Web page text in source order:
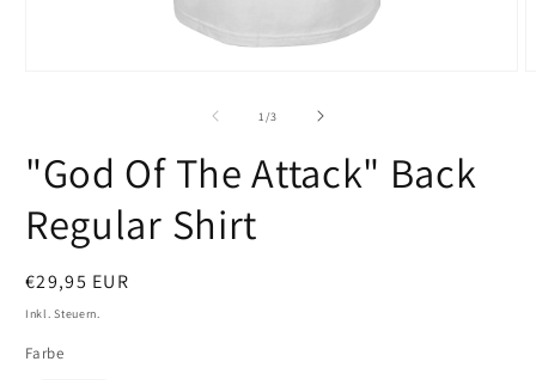
1 /von
3
"God Of The Attack" Back
Regular Shirt
Normaler
Preis
€29,95 EUR
Inkl. Steuern.
Farbe